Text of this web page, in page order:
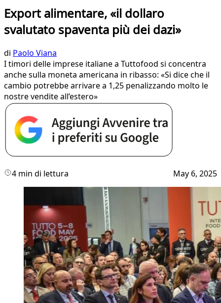
Export alimentare, «il dollaro
svalutato spaventa più dei dazi»
di Paolo Viana
I timori delle imprese italiane a Tuttofood si concentra
anche sulla moneta americana in ribasso: «Si dice che il
cambio potrebbe arrivare a 1,25 penalizzando molto le
nostre vendite all’estero»
4 min di lettura May 6, 2025